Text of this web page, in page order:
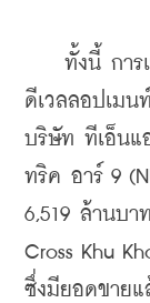
ทั้งนี้ การเข้
ดีเวลลอปเม
บริษัท ทีเอ็น
ทริค อาร์ 9
6,519 ล้านบ
Cross Khu
ซึ่งมียอดขายแ